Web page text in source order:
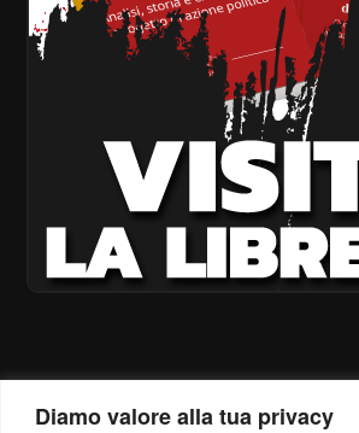
Diamo valore alla tua privacy